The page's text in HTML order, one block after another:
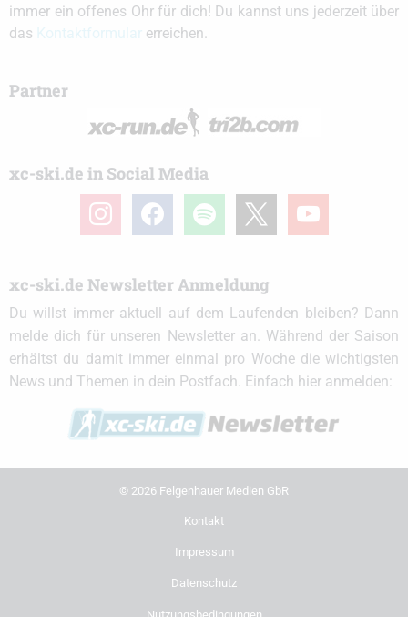
immer ein offenes Ohr für dich! Du kannst uns jederzeit über
das
erreichen.
Partner
xc-ski.de in Social Media
instagramfacebook spotify youtube
xc-ski.de Newsletter Anmeldung
Du willst immer aktuell auf dem Laufenden bleiben? Dann
melde dich für unseren Newsletter an. Während der Saison
erhältst du damit immer einmal pro Woche die wichtigsten
News und Themen in dein Postfach. Einfach hier anmelden:
© 2026 Felgenhauer Medien GbR
Kontakt
Impressum
Datenschutz